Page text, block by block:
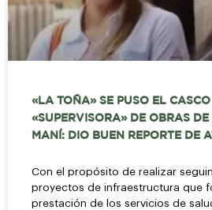
«LA TOÑA» SE PUSO EL CASCO
«SUPERVISORA» DE OBRAS DE
MANÍ: DIO BUEN REPORTE DE
Con el propósito de realizar
proyectos de infraestructura que
prestación de los servicios de